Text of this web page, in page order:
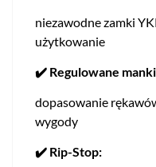
niezawodne zamki
użytkowanie
✔️ Regulowane
dopasowanie
wygody
✔️ Rip-Stop: